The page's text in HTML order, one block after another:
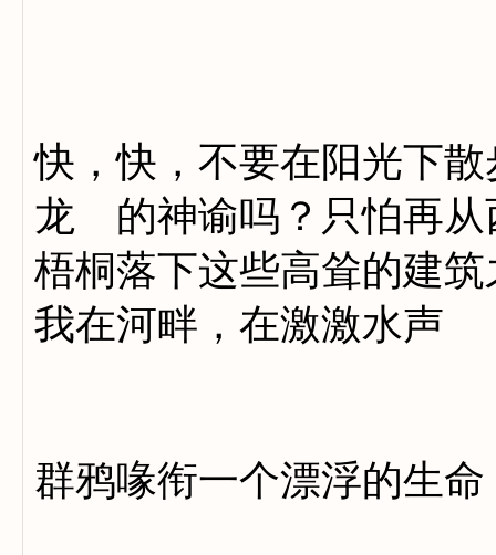
快，快，不要在阳光下
龙 的神谕吗？只怕再从
梧桐落下这些高耸的建
我在河畔，在激激水声
群鸦喙衔一个漂浮的生命